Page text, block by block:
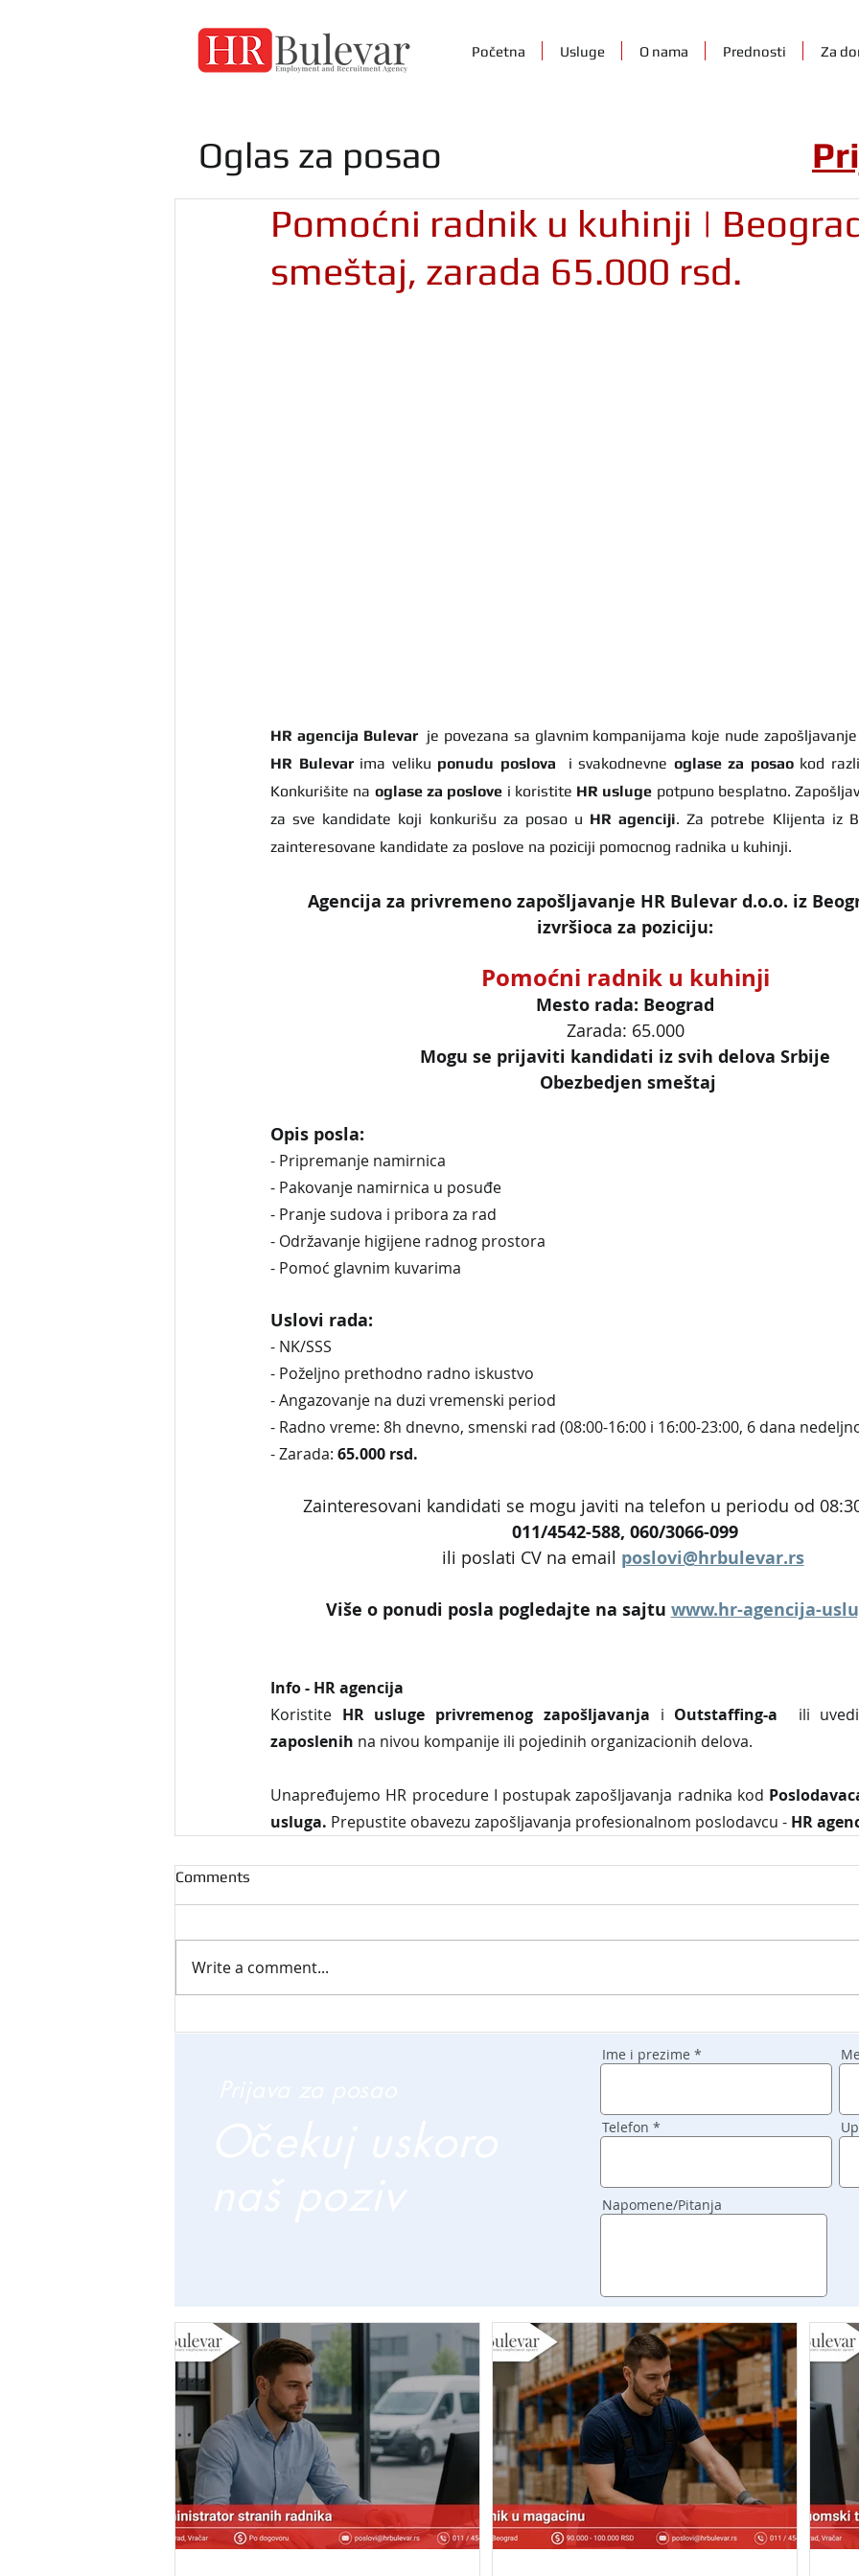
Početna Usluge O nama Prednosti Za
Pomoćni radnik u kuhinji |
smeštaj, zarada 65.000 rsd.
HR agencija Bulevar
HR Bulevar ima veliku ponudu poslova
  i svakodnevne
oglase za posao kod
Konkurišite na oglase za poslove i koristite HR usluge potpuno besplatno.
za sve kandidate koji konkurišu za posao u HR agenciji. Za potrebe Klijenta iz
zainteresovane kandidate za poslove na poziciji pomocnog radnika u kuhinji.
Agencija za privremeno zapošljavanje HR Bulevar d.o.o. iz
izvršioca za poziciju:
Pomoćni radnik u kuhinji
Mesto rada: Beograd
Zarada: 65.000
Mogu se prijaviti kandidati iz svih delova Srbije
Obezbedjen smeštaj
Opis posla:
- Pripremanje namirnica
- Pakovanje namirnica u posuđe
- Pranje sudova i pribora za rad
- Održavanje higijene radnog prostora
- Pomoć glavnim kuvarima
Uslovi rada:
- NK/SSS
- Poželjno prethodno radno iskustvo
- Angazovanje na duzi vremenski period
- Radno vreme: 8h dnevno, smenski rad (08:00-16:00 i 16:00-23:00, 6 dana
- Zarada: 65.000 rsd.
Zainteresovani kandidati se mogu javiti na telefon u periodu od
011/4542-588, 060/3066-099
ili poslati CV na email poslovi@hrbulevar.rs
Više o ponudi posla pogledajte na sajtu www.hr-agencija-
Info - HR agencija
Koristite HR usluge privremenog zapošljavanja i Outstaffing-a
ili
zaposlenih na nivou kompanije ili pojedinih organizacionih delova.
Unapređujemo HR procedure I postupak zapošljavanja radnika kod
usluga. Prepustite obavezu zapošljavanja profesionalnom poslodavcu - HR
Comments
Write a comment...
Oglas za posao
Ime i prezime
Telefon
Napomene/Pitanja